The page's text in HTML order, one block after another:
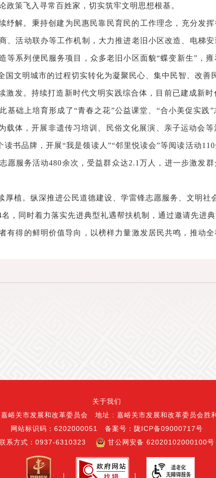
政策飞入寻常百姓家，切实筑牢文明思想根基。
纾解。秉持创建为民惠民靠民育民的工作理念，充分发
、活动联办等工作机制，大力推进老旧小区改造、电梯
等系列便民服务项目，众多老旧小区面貌“蝶变新生”，
国文明城市的过程切实转化为凝聚民心、集中民智、改善
激发。持续打造新时代文明实践综合体，目前已建成新
基础上培育形成了“青春之花”公益课堂、“合小美促实践
载体，开展非遗传习培训、民俗文化展演、亲子运动会
读书品牌，开展“我是领读人”“邻里悦读会”等阅读活动
愿服务活动480余次，受益群众达2.1万人，进一步激发
厚植。纵深推进公民道德建设、学雷锋志愿服务、文明社
，同时着力落实先进典型礼遇帮扶机制，通过邀请先进
有得的鲜明价值导向，以榜样力量激发居民共鸣，推动
关于我们
嘉峪关市发展和改革委员会 地址 : 嘉峪关市发展和改革委员会胜
网站标识码：6202000051 备案号：陇ICP备09000717号
系方式：0937-6310323
甘公网安备 62020102000100号
| |